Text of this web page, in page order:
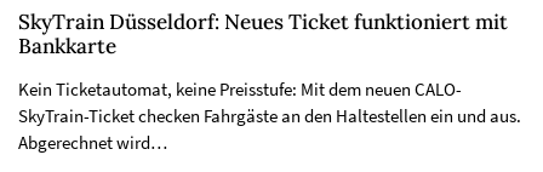
SkyTrain Düsseldorf: Neues Ticket funktioniert mit
Bankkarte
Kein Ticketautomat, keine Preisstufe: Mit dem neuen CALO-
SkyTrain-Ticket checken Fahrgäste an den Haltestellen ein und aus.
Abgerechnet wird…